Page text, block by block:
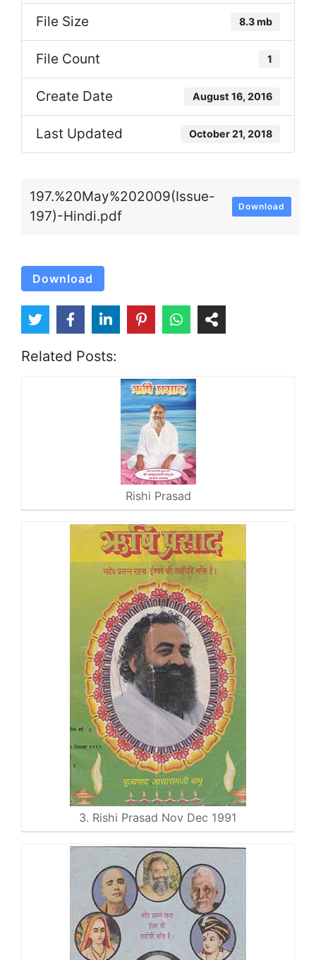
File Size 8.3 mb
File Count 1
Create Date August 16, 2016
Last Updated October 21, 2018
197.%20May%202009(Issue-
197)-Hindi.pdf
Download
Download
Related Posts:
Rishi Prasad
3. Rishi Prasad Nov Dec 1991